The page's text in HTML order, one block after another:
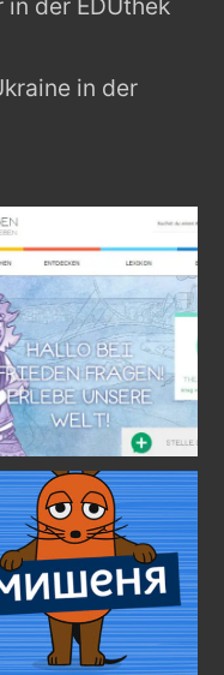
der EDUthek
in der